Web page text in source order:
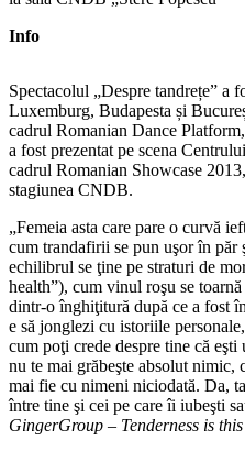
Info
Spectacolul „Despre tandrețe” a
Luxemburg, Budapesta și
cadrul Romanian Dance
a fost prezentat pe scena
cadrul Romanian Showcase
stagiunea CNDB.
„Femeia asta care pare o curvă
cum trandafirii se pun uşor în păr
echilibrul se ţine pe straturi de
health”), cum vinul roşu se
dintr-o înghiţitură după ce a fost
e să jonglezi cu istoriile
cum poţi crede despre tine că
nu te mai grăbeşte absolut nimic,
mai fie cu nimeni niciodată. Da,
între tine şi cei pe care îi iubeşti
GingerGroup – Tenderness is